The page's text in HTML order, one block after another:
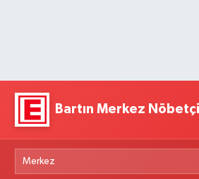
Bartın Merkez